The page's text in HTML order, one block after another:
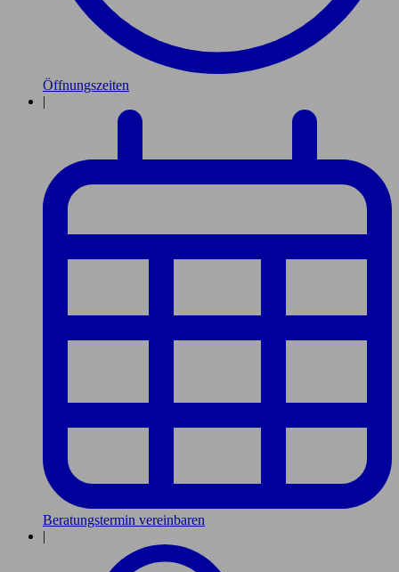
Öffnungszeiten
|
Beratungstermin vereinbaren
|